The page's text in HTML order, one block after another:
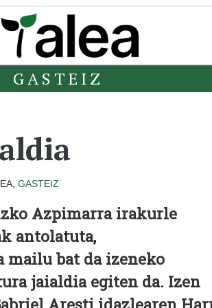
GASTEIZ
GASTEIZ
Azpimarra irakurle
antolatuta,
mailu bat da izeneko
jaialdia egiten da. Izen